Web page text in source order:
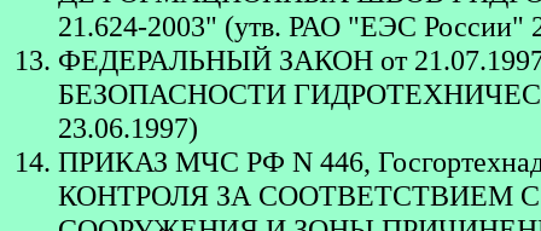
21.624-2003" (утв. РАО "ЕЭС России"
ФЕДЕРАЛЬНЫЙ ЗАКОН от 21.07.1997
БЕЗОПАСНОСТИ
23.06.1997)
ПРИКАЗ МЧС РФ N 446,
КОНТРОЛЯ ЗА СООТВЕТСТВИЕМ